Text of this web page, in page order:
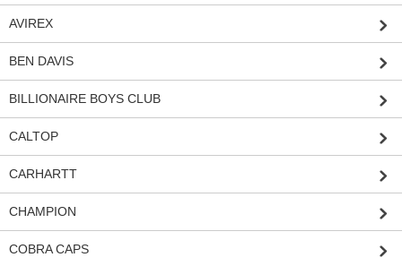
AVIREX
BEN DAVIS
BILLIONAIRE BOYS CLUB
CALTOP
CARHARTT
CHAMPION
COBRA CAPS